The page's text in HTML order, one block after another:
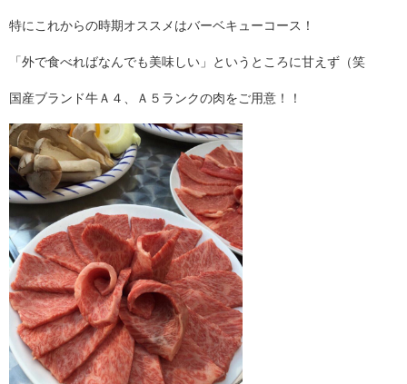
特にこれからの時期オススメはバーベキューコース！
「外で食べればなんでも美味しい」というところに甘えず（笑
国産ブランド牛Ａ４、Ａ５ランクの肉をご用意！！